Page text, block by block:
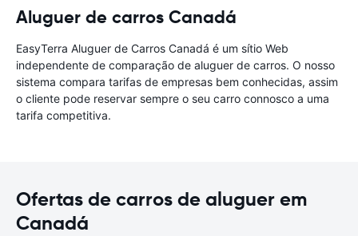
Aluguer de carros Canadá
EasyTerra Aluguer de Carros Canadá é um sítio Web
independente de comparação de aluguer de carros. O nosso
sistema compara tarifas de empresas bem conhecidas, assim
o cliente pode reservar sempre o seu carro connosco a uma
tarifa competitiva.
Ofertas de carros de aluguer em
Canadá